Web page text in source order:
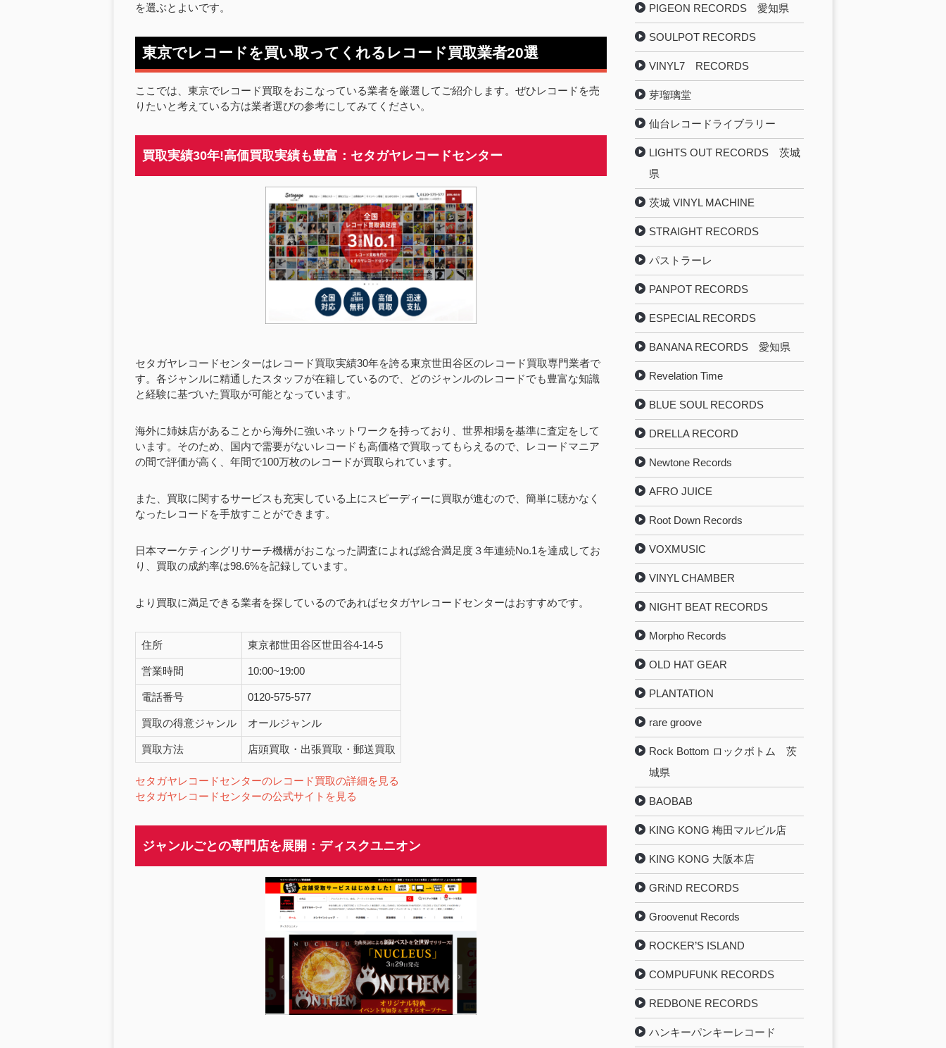
を選ぶとよいです。
東京でレコードを買い取ってくれるレコード買取業者20選
ここでは、東京でレコード買取をおこなっている業者を厳選してご紹介します。ぜひレコードを売
りたいと考えている方は業者選びの参考にしてみてください。
買取実績30年!高価買取実績も豊富：セタガヤレコードセンター
セタガヤレコードセンターはレコード買取実績30年を誇る東京世田谷区のレコード買取専門業者で
す。各ジャンルに精通したスタッフが在籍しているので、どのジャンルのレコードでも豊富な知識
と経験に基づいた買取が可能となっています。
海外に姉妹店があることから海外に強いネットワークを持っており、世界相場を基準に査定をして
います。そのため、国内で需要がないレコードも高価格で買取ってもらえるので、レコードマニア
の間で評価が高く、年間で100万枚のレコードが買取られています。
また、買取に関するサービスも充実している上にスピーディーに買取が進むので、簡単に聴かなく
なったレコードを手放すことができます。
日本マーケティングリサーチ機構がおこなった調査によれば総合満足度３年連続No.1を達成してお
り、買取の成約率は98.6%を記録しています。
より買取に満足できる業者を探しているのであればセタガヤレコードセンターはおすすめです。
住所 東京都世田谷区世田谷4-14-5
営業時間 10:00~19:00
電話番号 0120-575-577
買取の得意ジャンル オールジャンル
買取方法 店頭買取・出張買取・郵送買取
セタガヤレコードセンターのレコード買取の詳細を見る
セタガヤレコードセンターの公式サイトを見る
ジャンルごとの専門店を展開：ディスクユニオン
PIGEON RECORDS 愛知県
SOULPOT RECORDS
VINYL7 RECORDS
芽瑠璃堂
仙台レコードライブラリー
LIGHTS OUT RECORDS 茨城
県
茨城 VINYL MACHINE
STRAIGHT RECORDS
パストラーレ
PANPOT RECORDS
ESPECIAL RECORDS
BANANA RECORDS 愛知県
Revelation Time
BLUE SOUL RECORDS
DRELLA RECORD
Newtone Records
AFRO JUICE
Root Down Records
VOXMUSIC
VINYL CHAMBER
NIGHT BEAT RECORDS
Morpho Records
OLD HAT GEAR
PLANTATION
rare groove
Rock Bottom ロックボトム 茨
城県
BAOBAB
KING KONG 梅田マルビル店
KING KONG 大阪本店
GRiND RECORDS
Groovenut Records
ROCKER’S ISLAND
COMPUFUNK RECORDS
REDBONE RECORDS
ハンキーパンキーレコード